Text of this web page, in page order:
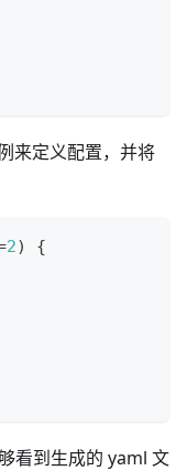
来定义配置，并将
2) {
看到生成的 yaml 文